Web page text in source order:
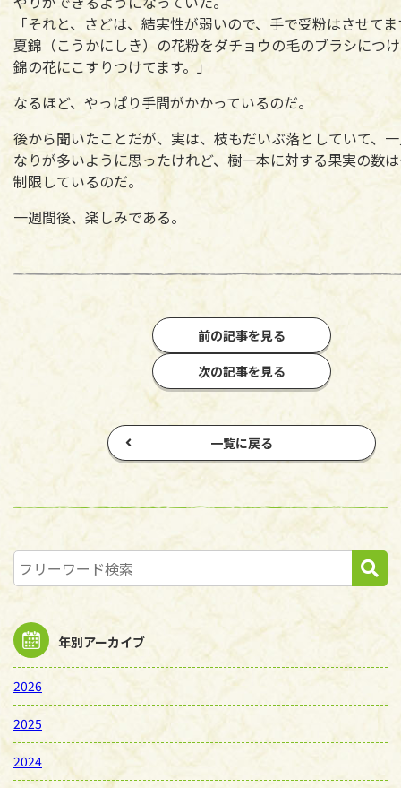
「それと、さどは、結実性が弱いので、手で受粉はさせて
夏錦（こうかにしき）の花粉をダチョウの毛のブラシにつ
錦の花にこすりつけてます。」
なるほど、やっぱり手間がかかっているのだ。
後から聞いたことだが、実は、枝もだいぶ落としていて、
なりが多いように思ったけれど、樹一本に対する果実の数
制限しているのだ。
一週間後、楽しみである。
前の記事を見る
次の記事を見る
一覧に戻る
年別アーカイブ
2026
2025
2024